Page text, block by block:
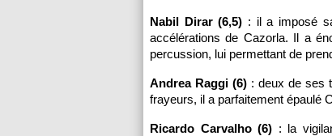
Nabil Dirar (6,5) : il a imposé
accélérations de Cazorla. Il a
percussion, lui permettant de
Andrea Raggi (6): deux de ses
frayeurs, il a parfaitement épaulé
Ricardo Carvalho (6) : la